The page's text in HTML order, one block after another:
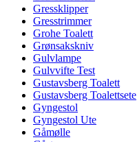
Gressklipper
Gresstrimmer
Grohe Toalett
Grønsakskniv
Gulvlampe
Gulvvifte Test
Gustavsberg Toalett
Gustavsberg Toalettsete
Gyngestol
Gyngestol Ute
Gåmølle